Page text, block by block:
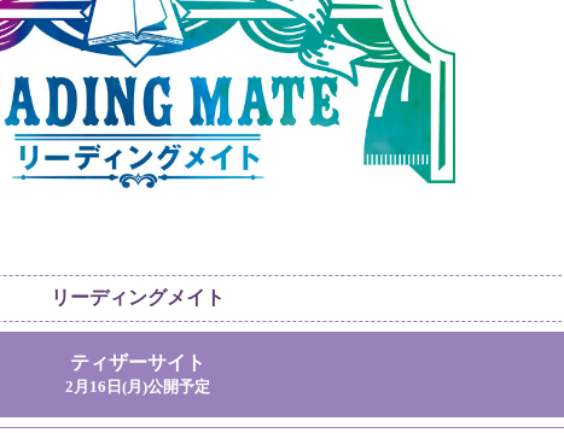
リーディングメイト
ティザーサイト
2月16日(月)公開予定